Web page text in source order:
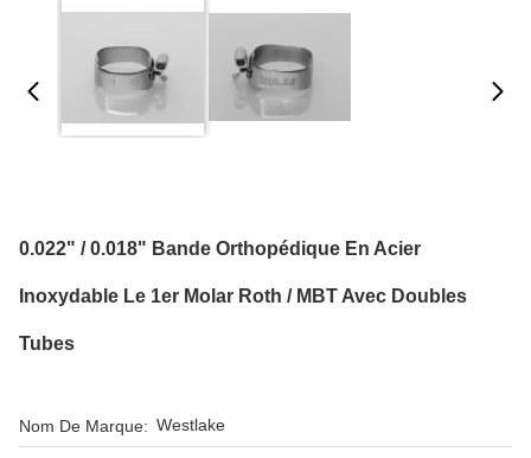
0.022" / 0.018" Bande Orthopédique En Acier
Inoxydable Le 1er Molar Roth / MBT Avec Doubles
Tubes
Nom De Marque: Westlake